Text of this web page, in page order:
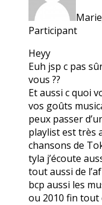
Marie_
Participant
Heyy
Euh jsp c pas
vous ??
Et aussi c quoi
vos goûts
peux passer
playlist est très
chansons de
tyla j’écoute
tout aussi de
bcp aussi les
ou 2010 fin tout